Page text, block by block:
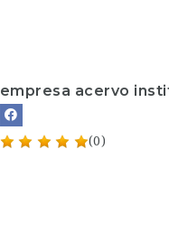
empresa acervo
(0)